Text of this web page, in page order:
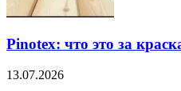
Pinotex: что это за
13.07.2026